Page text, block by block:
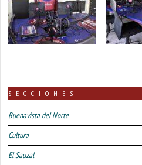
SECCIONES
Buenavista del Norte
Cultura
El Sauzal